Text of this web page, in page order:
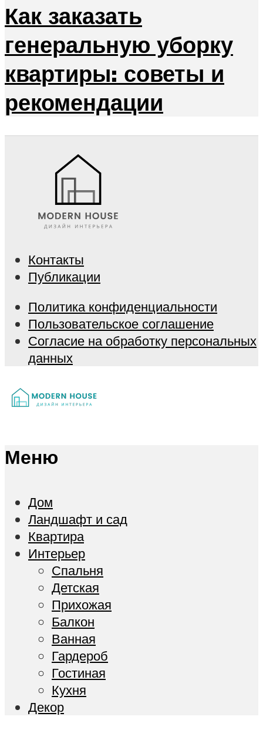
Как заказать
генеральную уборку
квартиры: советы и
рекомендации
Контакты
Публикации
Политика конфиденциальности
Пользовательское соглашение
Согласие на обработку персональных
данных
Меню
Дом
Ландшафт и сад
Квартира
Интерьер
Спальня
Детская
Прихожая
Балкон
Ванная
Гардероб
Гостиная
Кухня
Декор